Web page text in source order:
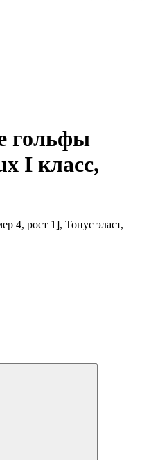
гольфы
I класс,
4, рост 1], Тонус эласт,